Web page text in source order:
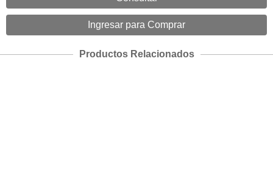
Productos Relacionados